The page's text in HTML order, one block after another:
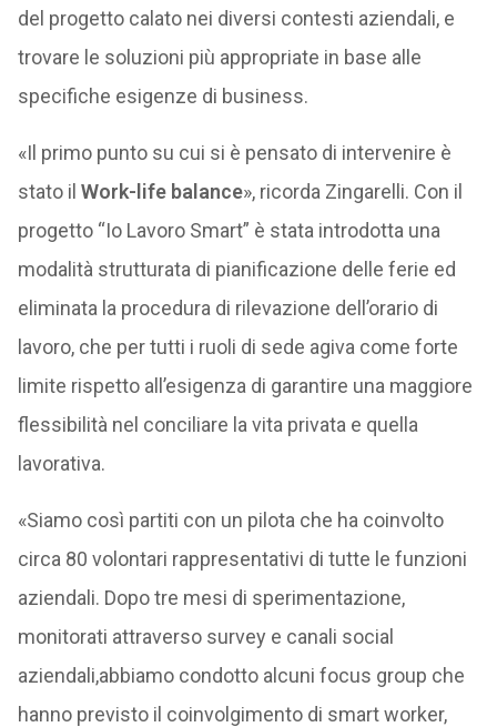
del progetto calato nei diversi contesti aziendali, e
trovare le soluzioni più appropriate in base alle
specifiche esigenze di business.
«Il primo punto su cui si è pensato di intervenire è
stato il Work-life balance», ricorda Zingarelli. Con il
progetto “Io Lavoro Smart” è stata introdotta una
modalità strutturata di pianificazione delle ferie ed
eliminata la procedura di rilevazione dell’orario di
lavoro, che per tutti i ruoli di sede agiva come forte
limite rispetto all’esigenza di garantire una maggiore
flessibilità nel conciliare la vita privata e quella
lavorativa.
«Siamo così partiti con un pilota che ha coinvolto
circa 80 volontari rappresentativi di tutte le funzioni
aziendali. Dopo tre mesi di sperimentazione,
monitorati attraverso survey e canali social
aziendali,abbiamo condotto alcuni focus group che
hanno previsto il coinvolgimento di smart worker,